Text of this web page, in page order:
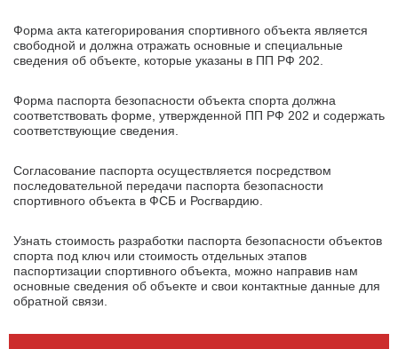
Форма акта категорирования спортивного объекта является
свободной и должна отражать основные и специальные
сведения об объекте, которые указаны в ПП РФ 202.
Форма паспорта безопасности объекта спорта должна
соответствовать форме, утвержденной ПП РФ 202 и содержать
соответствующие сведения.
Согласование паспорта осуществляется посредством
последовательной передачи паспорта безопасности
спортивного объекта в ФСБ и Росгвардию.
Узнать стоимость разработки паспорта безопасности объектов
спорта под ключ или стоимость отдельных этапов
паспортизации спортивного объекта, можно направив нам
основные сведения об объекте и свои контактные данные для
обратной связи.